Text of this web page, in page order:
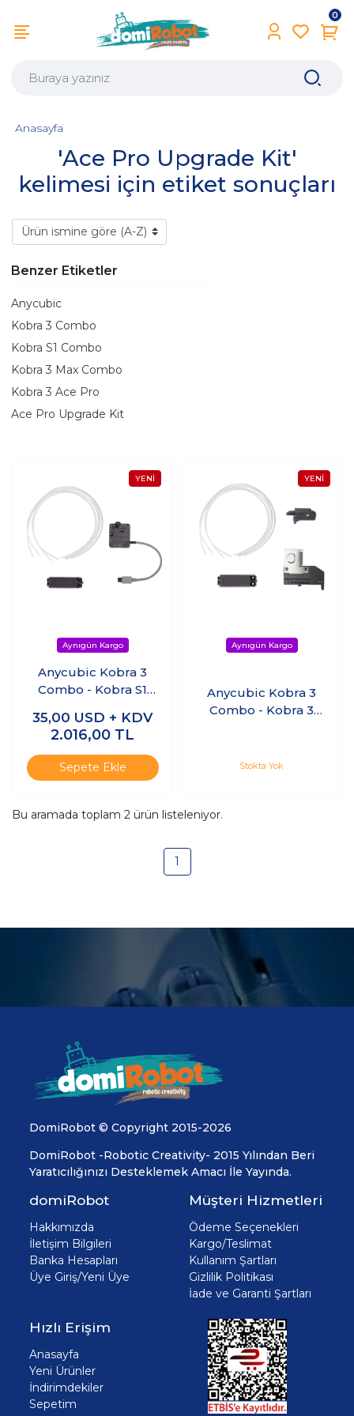
0
'Ace Pro Upgrade Kit'
kelimesi için etiket sonuçları
Anasayfa
Benzer Etiketler
Anycubic
Kobra 3 Combo
Kobra S1 Combo
Kobra 3 Max Combo
Kobra 3 Ace Pro
Ace Pro Upgrade Kit
Anycubic Kobra 3
Combo - Kobra S1
Kiti
35,00 USD + KDV
2.016,00 TL
Sepete Ekle
Anycubic Kobra 3
Combo - Kobra 3
Stokta Yok
Bu aramada toplam 2 ürün listeleniyor.
1
DomiRobot © Copyright 2015-2026
DomiRobot -Robotic Creativity- 2015 Yılından Beri
Yaratıcılığınızı Desteklemek Amacı İle Yayında.
domiRobot
Hakkımızda
İletişim Bilgileri
Banka Hesapları
Üye Giriş/Yeni Üye
Müşteri Hizmetleri
Ödeme Seçenekleri
Kargo/Teslimat
Kullanım Şartları
Gizlilik Politikası
İade ve Garanti Şartları
Hızlı Erişim
Anasayfa
Yeni Ürünler
İndirimdekiler
Sepetim